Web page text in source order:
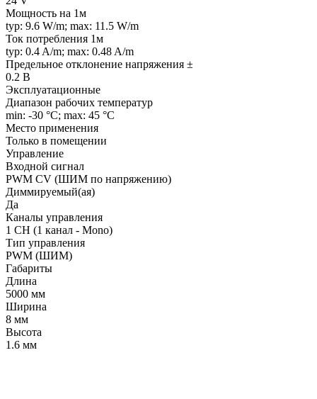
Мощность на 1м
typ: 9.6 W/m; max: 11.5 W/m
Ток потребления 1м
typ: 0.4 A/m; max: 0.48 A/m
Предельное отклонение напряжения ±
0.2 В
Эксплуатационные
Диапазон рабочих температур
min: -30 °C; max: 45 °C
Место применения
Только в помещении
Управление
Входной сигнал
PWM СV (ШИМ по напряжению)
Диммируемый(ая)
Да
Каналы управления
1 CH (1 канал - Mono)
Тип управления
PWM (ШИМ)
Габариты
Длина
5000 мм
Ширина
8 мм
Высота
1.6 мм